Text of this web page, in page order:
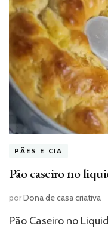
PÃES E CIA
Pão caseiro no
porDona de casa criativa
Pão Caseiro no